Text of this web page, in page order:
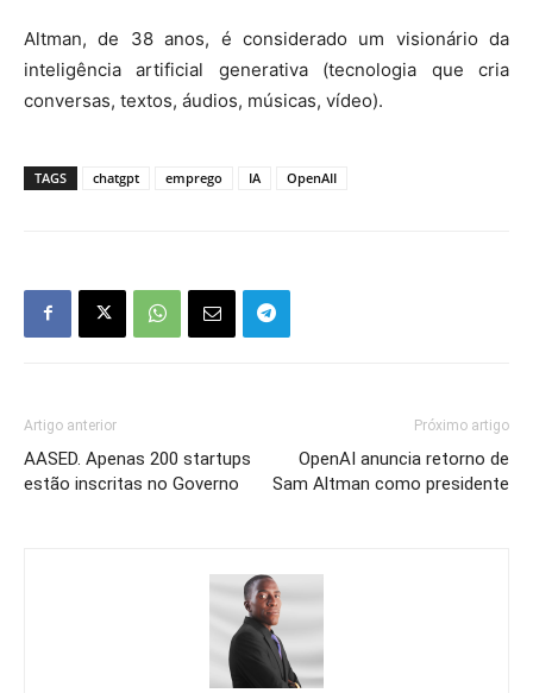
Altman, de 38 anos, é considerado um visionário da
inteligência artificial generativa (tecnologia que cria
conversas, textos, áudios, músicas, vídeo).
TAGS chatgpt emprego IA OpenAII
Artigo anterior
AASED. Apenas 200 startups
estão inscritas no Governo
Próximo artigo
OpenAI anuncia retorno de
Sam Altman como presidente